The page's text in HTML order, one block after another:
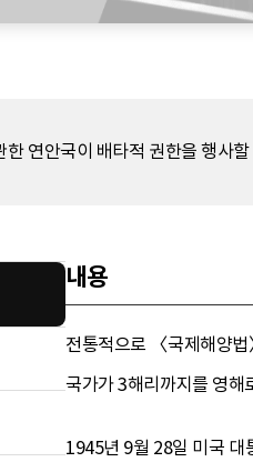
한 연안국이 배타적 권한을 행사
내용
전통적으로 〈국제해양
국가가 3해리까지를 영해
1945년 9월 28일 미국